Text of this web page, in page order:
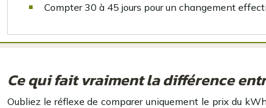
Compter 30 à 45 jours pour un changement
Ce qui fait vraiment la différence
Oubliez le réflexe de comparer uniquement le prix du